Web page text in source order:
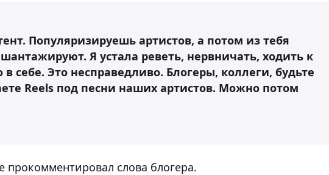
Популяризируешь артистов, а потом из тебя
Я устала реветь, нервничать, ходить к
себе. Это несправедливо. Блогеры, коллеги, будьте
Reels под песни наших артистов. Можно потом
слова блогера.